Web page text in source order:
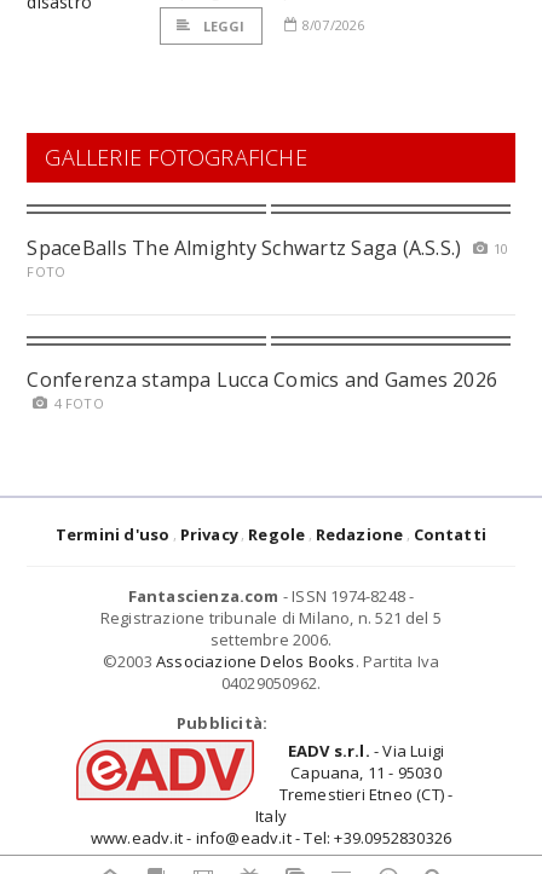
LEGGI 8/07/2026
GALLERIE FOTOGRAFICHE
SpaceBalls The Almighty Schwartz Saga (A.S.S.)
10
FOTO
Conferenza stampa Lucca Comics and Games 2026
4 FOTO
Termini d'uso Privacy Regole Redazione Contatti
Fantascienza.com - ISSN 1974-8248 -
Registrazione tribunale di Milano, n. 521 del 5
settembre 2006.
©2003 Associazione Delos Books. Partita Iva
04029050962.
Pubblicità:
EADV s.r.l. - Via Luigi
Capuana, 11 - 95030
Tremestieri Etneo (CT) -
Italy
www.eadv.it - info@eadv.it - Tel: +39.0952830326